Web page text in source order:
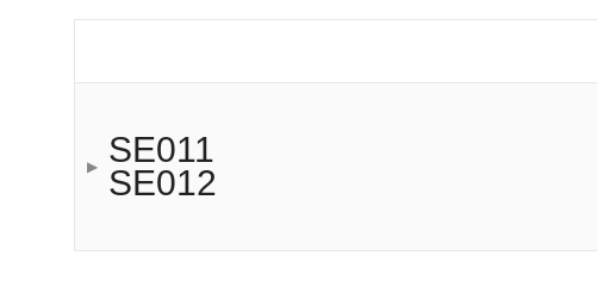
SE011
SE012